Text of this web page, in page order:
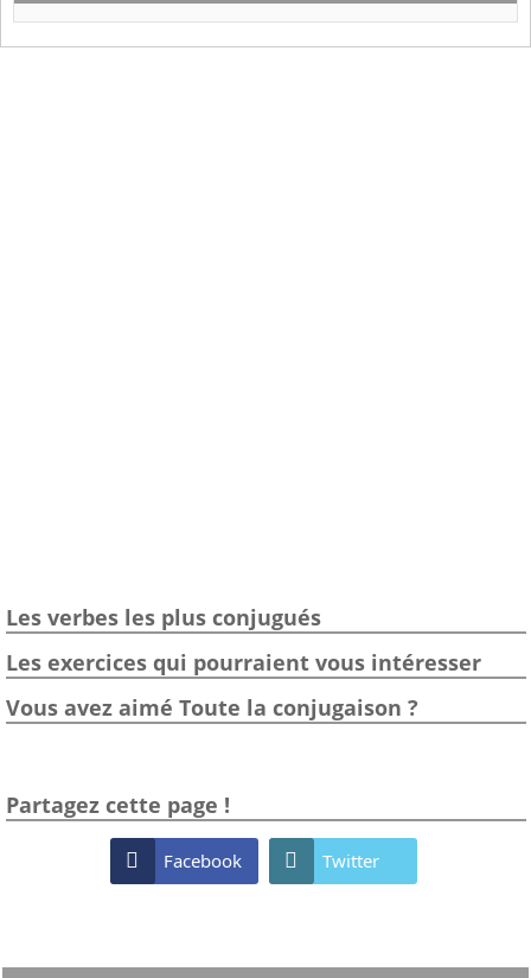
Les verbes les plus conjugués
Les exercices qui pourraient vous intéresser
Vous avez aimé Toute la conjugaison ?
Partagez cette page !
 Facebook  Twitter